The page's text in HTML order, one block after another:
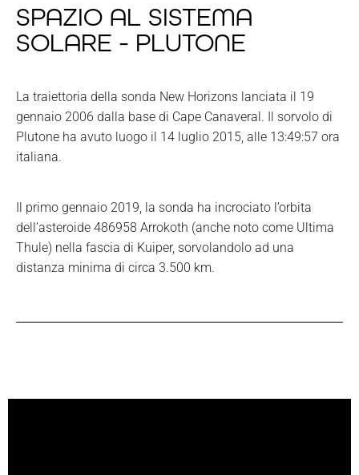
SPAZIO AL SISTEMA
SOLARE - PLUTONE
La traiettoria della sonda New Horizons lanciata il 19
gennaio 2006 dalla base di Cape Canaveral. Il sorvolo di
Plutone ha avuto luogo il 14 luglio 2015, alle 13:49:57 ora
italiana.
Il primo gennaio 2019, la sonda ha incrociato l’orbita
dell’asteroide 486958 Arrokoth (anche noto come Ultima
Thule) nella fascia di Kuiper, sorvolandolo ad una
distanza minima di circa 3.500 km.